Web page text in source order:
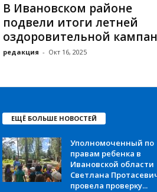
В Ивановском районе
подвели итоги летней
оздоровительной
редакция - Окт 16, 2025
ЕЩЁ БОЛЬШЕ НОВОСТЕЙ
Уполномоченный по
правам ребенка в
Ивановской области
Светлана
провела проверку...